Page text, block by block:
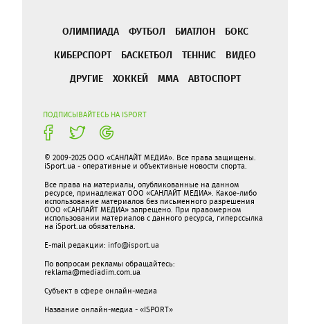
ОЛИМПИАДА ФУТБОЛ БИАТЛОН
БОКС
КИБЕРСПОРТ
БАСКЕТБОЛ ТЕННИС
ВИДЕО
ДРУГИЕ
ХОККЕЙ ММА АВТОСПОРТ
ПОДПИСЫВАЙТЕСЬ НА ISPORT
© 2009-2025 ООО «САНЛАЙТ МЕДИА». Все права защищены.
iSport.ua - оперативные и объективные новости спорта.
Все права на материалы, опубликованные на данном
ресурсе, принадлежат ООО «САНЛАЙТ МЕДИА». Какое-либо
использование материалов без письменного разрешения
ООО «САНЛАЙТ МЕДИА» запрещено. При правомерном
использовании материалов с данного ресурса, гиперссылка
на iSport.ua обязательна.
E-mail редакции: info@isport.ua
По вопросам рекламы обращайтесь:
reklama@mediadim.com.ua
Субъект в сфере онлайн-медиа
Название онлайн-медиа - «ISPORT»